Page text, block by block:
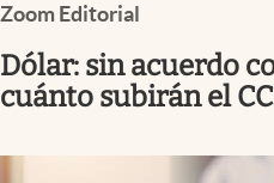
Negocios
Columnistas
Otras secciones
Zoom Editorial
Dólar: sin acuerdo
cuánto subirán el